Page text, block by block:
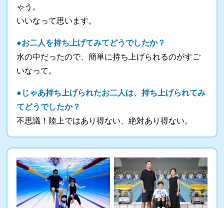
ゃう。
いいなって思います。
●お二人を持ち上げてみてどうでしたか？
水の中だったので、簡単に持ち上げられるのがすご
いなって。
●じゃあ持ち上げられたお二人は、持ち上げられてみ
てどうでしたか？
不思議！陸上ではあり得ない、絶対あり得ない。